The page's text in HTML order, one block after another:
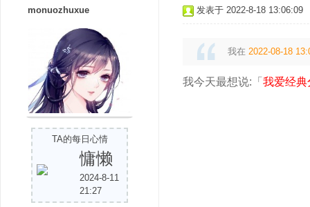
monuozhuxue
TA的每日心情
慵懒
2024-8-11
21:27
发表于 2022-8-18 13:06:09
我在 2022-08-18
我今天最想说:「 我爱经典